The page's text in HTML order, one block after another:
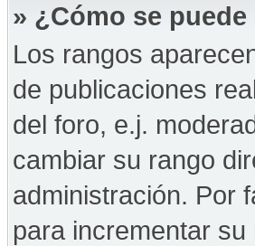
» ¿Cómo se
Los rangos
de publicaciones
del foro, e.j.
cambiar su rango
administración. Por
para incrementar